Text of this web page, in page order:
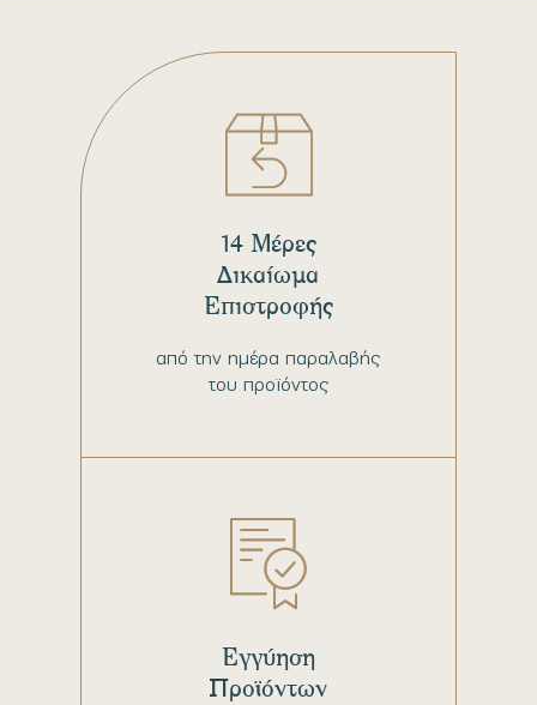
από την ημέρα παραλαβής
του προϊόντος
14 Μέρες
Δικαίωμα
Επιστροφής
Εγγύηση
Προϊόντων